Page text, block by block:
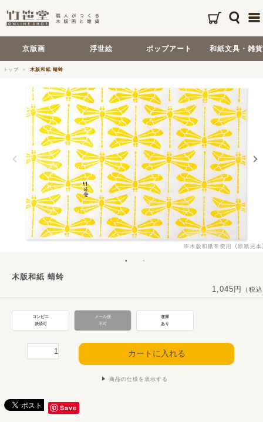
京版画 浮世絵 ポップアート 和紙文具・雑貨
トップ 木版和紙 蜻蛉
木版和紙 蜻蛉
1,045円
（税
コンビニ
決済可
メール便
不可
在庫
あり
商品の仕様を表示する
Save